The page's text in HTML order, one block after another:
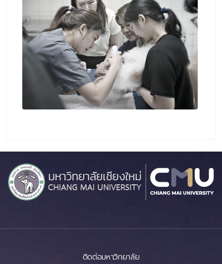
ติดต่อมหาวิทยาลัย